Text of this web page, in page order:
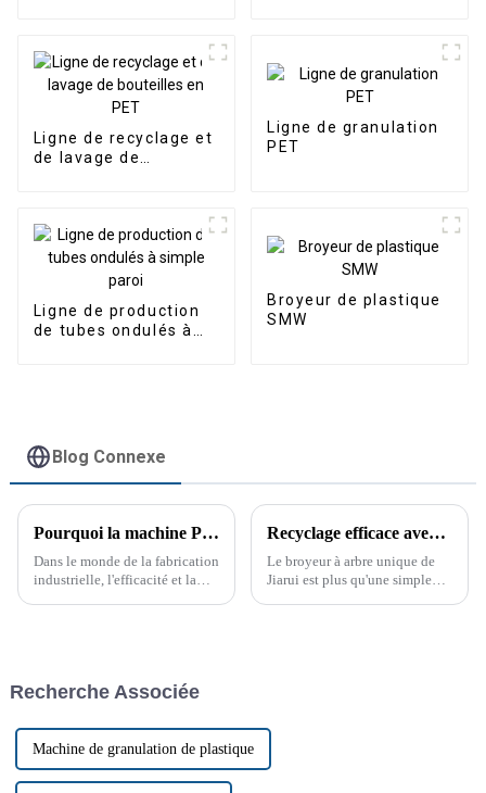
Ligne de recyclage et
de lavage de
Ligne de granulation
PET
Ligne de production
de tubes ondulés à
Broyeur de plastique
SMW
Blog Connexe
Pourquoi la machine PC Strong Crusher change la donne
Dans le monde de la fabrication
industrielle, l'efficacité et la
Recyclage efficace avec le broyeur à arbre unique
Le broyeur à arbre unique de
Jiarui est plus qu'une simple
Recherche Associée
Machine de granulation de plastique